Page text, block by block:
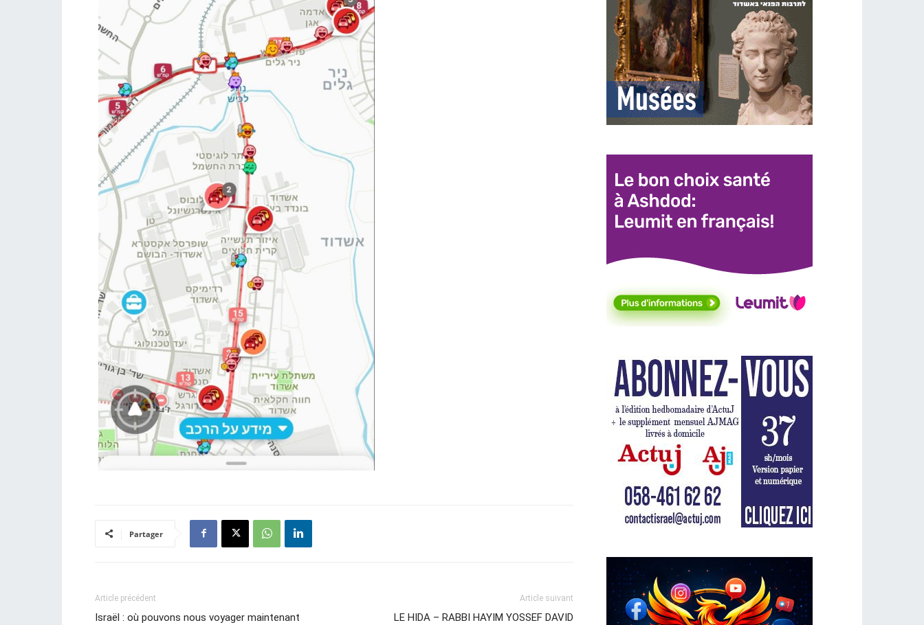
Partager
Article précédent
Israël : où pouvons nous voyager maintenant
Article suivant
LE HIDA – RABBI HAYIM YOSSEF DAVID